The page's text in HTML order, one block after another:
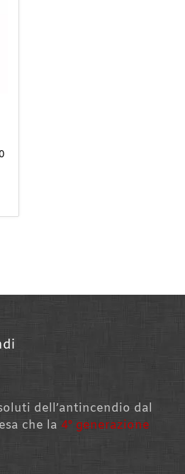
dell’antincendio dal
che la 4° generazione